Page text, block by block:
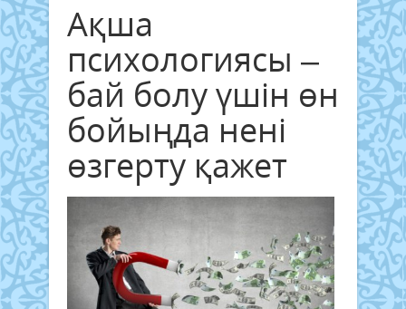
Ақша
психологиясы –
бай болу үшін өн
бойыңда нені
өзгерту қажет